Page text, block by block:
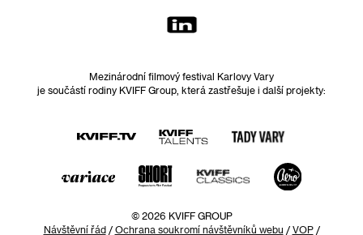
Mezinárodní filmový festival Karlovy Vary
je součástí rodiny KVIFF Group, která zastřešuje i další projekty:
© 2026 KVIFF GROUP
Návštěvní řád/ Ochrana soukromí návštěvníků webu / VOP/